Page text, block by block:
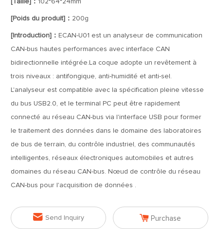
[Taille]： 102*64*24mm
[Poids du produit]： 200g
[Introduction]： ECAN-U01 est un analyseur de communication
CAN-bus hautes performances avec interface CAN
bidirectionnelle intégrée.La coque adopte un revêtement à
trois niveaux : antifongique, anti-humidité et anti-sel.
L'analyseur est compatible avec la spécification pleine vitesse
du bus USB2.0, et le terminal PC peut être rapidement
connecté au réseau CAN-bus via l'interface USB pour former
le traitement des données dans le domaine des laboratoires
de bus de terrain, du contrôle industriel, des communautés
intelligentes, réseaux électroniques automobiles et autres
domaines du réseau CAN-bus. Nœud de contrôle du réseau
CAN-bus pour l'acquisition de données .
 Send Inquiry  Purchase